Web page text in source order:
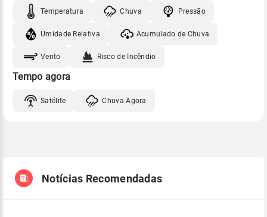
Temperatura Chuva Pressão
Umidade Relativa Acumulado de Chuva
Vento Risco de Incêndio
Tempo agora
Satélite Chuva Agora
Notícias Recomendadas